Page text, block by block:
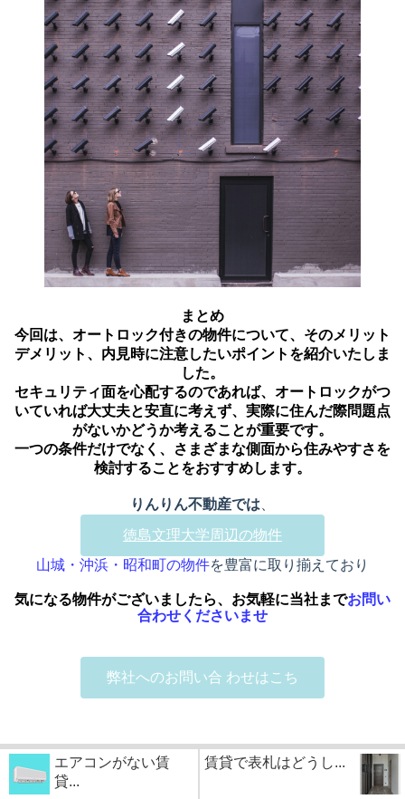
まとめ
今回は、オートロック付きの物件について、そのメリット
デメリット、内見時に注意したいポイントを紹介いたしま
した。
セキュリティ面を心配するのであれば、オートロックがつ
いていれば大丈夫と安直に考えず、実際に住んだ際問題点
がないかどうか考えることが重要です。
一つの条件だけでなく、さまざまな側面から住みやすさを
検討することをおすすめします。
りんりん不動産では
徳島文理大学周辺の物件
山城・沖浜・昭和町の物件を豊富に取り揃えており
気になる物件がございましたら、お気軽に当社までお問い
合わせくださいませ
弊社へのお問い合 わせはこち
エアコンがない賃
貸...
賃貸で表札はどうし...